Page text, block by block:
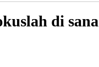
di sana